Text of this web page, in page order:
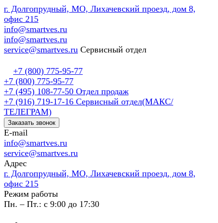
г. Долгопрудный, МО, Лихачевский проезд, дом 8,
офис 215
info@smartves.ru
info@smartves.ru
service@smartves.ru Сервисный отдел
+7 (800) 775-95-77
+7 (800) 775-95-77
+7 (495) 108-77-50 Отдел продаж
+7 (916) 719-17-16 Сервисный отдел(МАКС/
ТЕЛЕГРАМ)
Заказать звонок
E-mail
info@smartves.ru
service@smartves.ru
Адрес
г. Долгопрудный, МО, Лихачевский проезд, дом 8,
офис 215
Режим работы
Пн. – Пт.: с 9:00 до 17:30